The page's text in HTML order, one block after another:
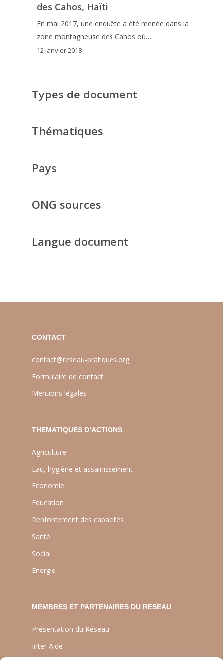
des Cahos, Haïti
En mai 2017, une enquête a été menée dans la
zone montagneuse des Cahos où…
12 janvier 2018
Types de document
Thématiques
Pays
ONG sources
Langue document
CONTACT
contact@reseau-pratiques.org
Formulaire de contact
Mentions légales
THEMATIQUES D’ACTIONS
Agriculture
Eau, hygiène et assainissement
Economie
Education
Renforcement des capacités
Santé
Social
Energie
MEMBRES ET PARTENAIRES DU RESEAU
Présentation du Réseau
Inter Aide